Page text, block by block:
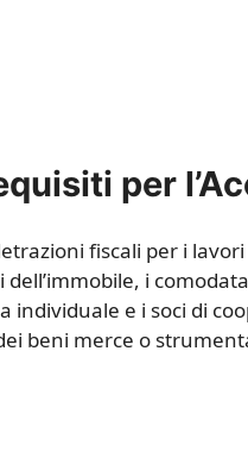
per
fiscali per i
i
individuale e i soci di
beni merce o